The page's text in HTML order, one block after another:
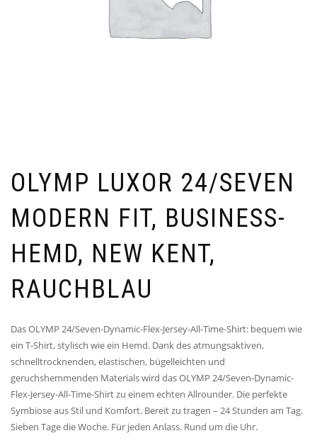
OLYMP LUXOR 24/SEVEN
MODERN FIT, BUSINESS-
HEMD, NEW KENT,
RAUCHBLAU
Das OLYMP 24/Seven-Dynamic-Flex-Jersey-All-Time-Shirt: bequem wie
ein T-Shirt, stylisch wie ein Hemd. Dank des atmungsaktiven,
schnelltrocknenden, elastischen, bügelleichten und
geruchshemmenden Materials wird das OLYMP 24/Seven-Dynamic-
Flex-Jersey-All-Time-Shirt zu einem echten Allrounder. Die perfekte
Symbiose aus Stil und Komfort. Bereit zu tragen – 24 Stunden am Tag.
Sieben Tage die Woche. Für jeden Anlass. Rund um die Uhr.